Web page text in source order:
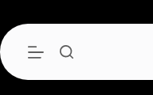
περιεχόμενο